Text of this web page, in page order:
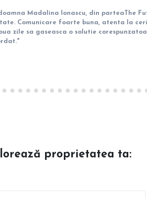
Madalina Ionascu, din parteaThe
Comunicare foarte buna, atenta la
zile sa gaseasca o solutie
proprietatea ta: